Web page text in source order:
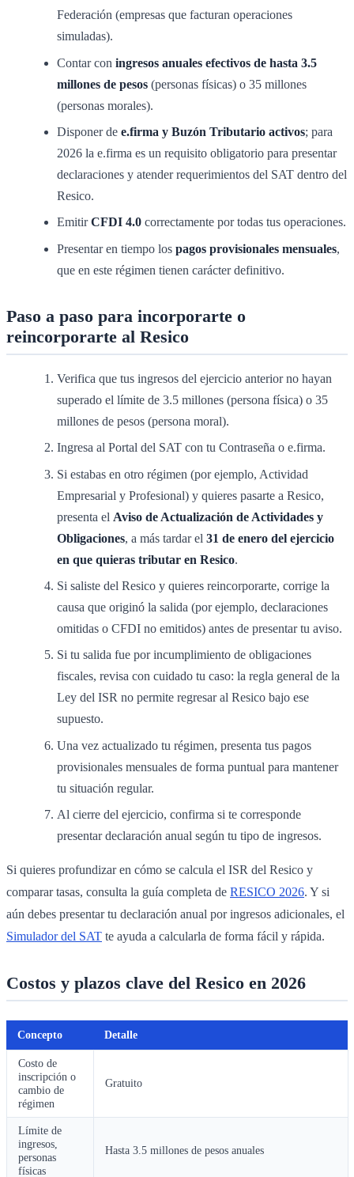
Federación (empresas que facturan operaciones
simuladas).
Contar con ingresos anuales efectivos de hasta 3.5
millones de pesos (personas físicas) o 35 millones
(personas morales).
Disponer de e.firma y Buzón Tributario activos; para
2026 la e.firma es un requisito obligatorio para presentar
declaraciones y atender requerimientos del SAT dentro del
Resico.
EmitirCFDI 4.0 correctamente por todas tus operaciones.
Presentar en tiempo los pagos provisionales mensuales,
que en este régimen tienen carácter definitivo.
Paso a paso para incorporarte o
reincorporarte al Resico
Verifica que tus ingresos del ejercicio anterior no hayan
superado el límite de 3.5 millones (persona física) o 35
millones de pesos (persona moral).
Ingresa al Portal del SAT con tu Contraseña o e.firma.
Si estabas en otro régimen (por ejemplo, Actividad
Empresarial y Profesional) y quieres pasarte a Resico,
presenta el Aviso de Actualización de Actividades y
Obligaciones, a más tardar el 31 de enero del ejercicio
en que quieras tributar en Resico.
Si saliste del Resico y quieres reincorporarte, corrige la
causa que originó la salida (por ejemplo, declaraciones
omitidas o CFDI no emitidos) antes de presentar tu aviso.
Si tu salida fue por incumplimiento de obligaciones
fiscales, revisa con cuidado tu caso: la regla general de la
Ley del ISR no permite regresar al Resico bajo ese
supuesto.
Una vez actualizado tu régimen, presenta tus pagos
provisionales mensuales de forma puntual para mantener
tu situación regular.
Al cierre del ejercicio, confirma si te corresponde
presentar declaración anual según tu tipo de ingresos.
Si quieres profundizar en cómo se calcula el ISR del Resico y
comparar tasas, consulta la guía completa de RESICO 2026. Y si
aún debes presentar tu declaración anual por ingresos adicionales, el
Simulador del SAT te ayuda a calcularla de forma fácil y rápida.
Costos y plazos clave del Resico en 2026
Concepto Detalle
Costo de
inscripción o
cambio de
régimen
Gratuito
Límite de
ingresos,
personas
físicas
Hasta 3.5 millones de pesos anuales